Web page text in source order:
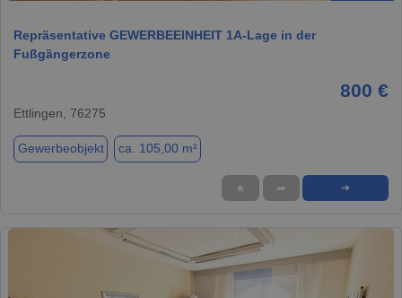
Repräsentative GEWERBEEINHEIT 1A-Lage in der
Fußgängerzone
800 €
Ettlingen, 76275
Gewerbeobjekt ca. 105,00 m²
★ ➦ ➜